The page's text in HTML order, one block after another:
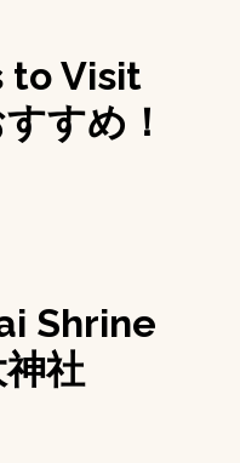
to Visit
すめ！
Shrine
社